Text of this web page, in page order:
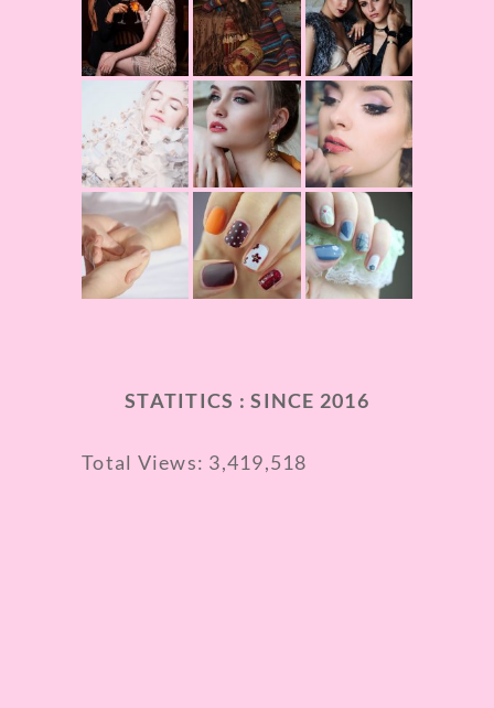
STATITICS : SINCE 2016
Total Views: 3,419,518